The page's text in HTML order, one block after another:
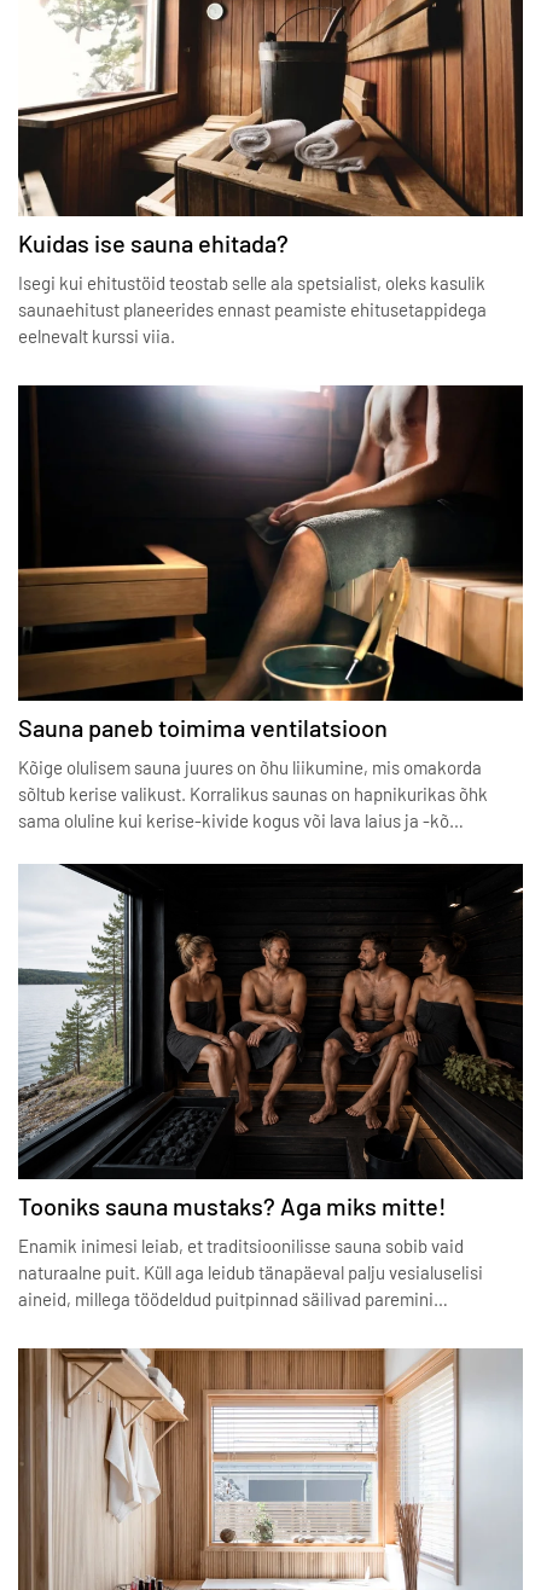
Kuidas ise sauna ehitada?
Isegi kui ehitustöid teostab selle ala spetsialist, oleks kasulik
saunaehitust planeerides ennast peamiste ehitusetappidega
eelnevalt kurssi viia.
Sauna paneb toimima ventilatsioon
Kõige olulisem sauna juures on õhu liikumine, mis omakorda
sõltub kerise valikust. Korralikus saunas on hapnikurikas õhk
sama oluline kui kerise-kivide kogus või lava laius ja -kõ…
Tooniks sauna mustaks? Aga miks mitte!
Enamik inimesi leiab, et traditsioonilisse sauna sobib vaid
naturaalne puit. Küll aga leidub tänapäeval palju vesialuselisi
aineid, millega töödeldud puitpinnad säilivad paremini…